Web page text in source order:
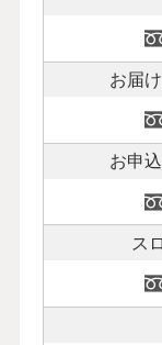
お届
お申
ス